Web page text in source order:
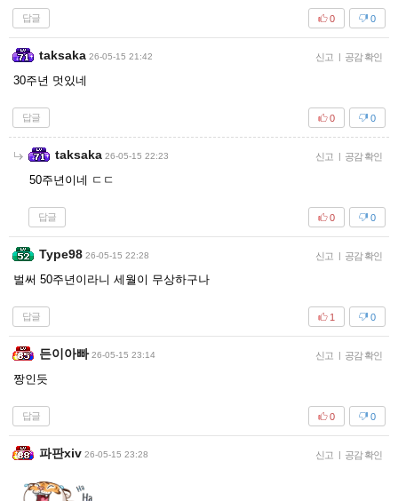
답글 0
0
taksaka 26-05-15 21:42 신고 | 공감 확인
30주년 멋있네
답글 0
0
taksaka 26-05-15 22:23 신고 | 공감 확인
50주년이네 ㄷㄷ
답글 0
0
Type98 26-05-15 22:28 신고 | 공감 확인
벌써 50주년이라니 세월이 무상하구나
답글 0
1
든이아빠 26-05-15 23:14 신고 | 공감 확인
짱인듯
답글 0
0
파판xiv 26-05-15 23:28 신고 | 공감 확인